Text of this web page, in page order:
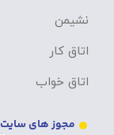
نشیمن
اتاق کار
اتاق خواب
مجوز های سایت